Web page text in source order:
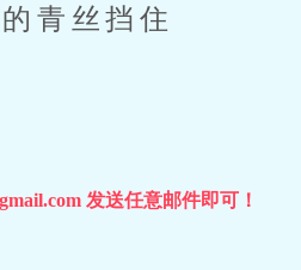
青丝挡住
发送任意邮件即可！